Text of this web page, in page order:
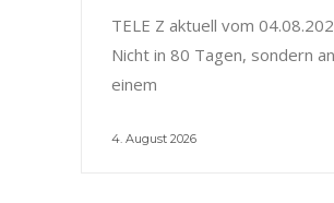
TELE Z aktuell vom
Nicht in 80 Tagen, sondern an
einem
4. August 2026